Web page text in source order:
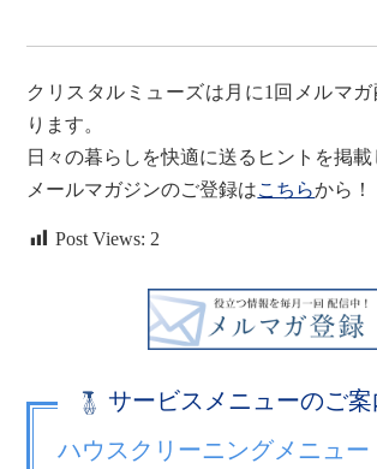
クリスタルミューズは月に1回メルマ
ります。
日々の暮らしを快適に送るヒントを掲載
メールマガジンのご登録はこちらから！
Post Views: 2
サービスメニューのご案
ハウスクリーニングメニュー